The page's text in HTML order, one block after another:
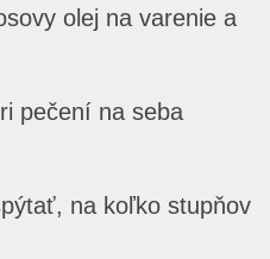
olej na varenie a
pečení na seba
na koľko stupňov